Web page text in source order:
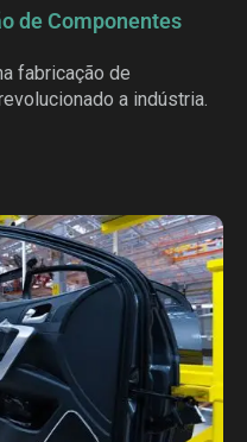
de Componentes
fabricação de
a indústria.